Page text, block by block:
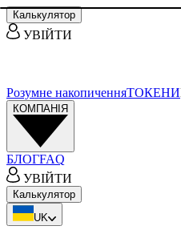
Калькулятор
УВІЙТИ
Розумне накопиченняТОКЕНИ
КОМПАНІЯ
БЛОГFAQ
УВІЙТИ
Калькулятор
UK